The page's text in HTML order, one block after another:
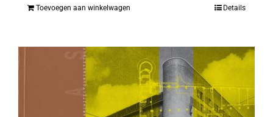
Toevoegen aan winkelwagen Details